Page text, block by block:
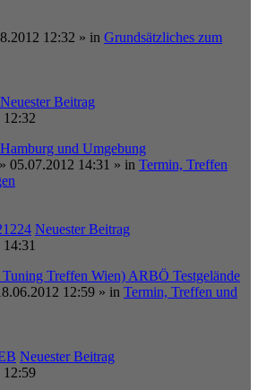
12:32 » in Grundsätzliches zum
Neuester Beitrag
12:32
und Umgebung
» 05.07.2012 14:31 » in Termin, Treffen
Neuester Beitrag
14:31
Treffen Wien) ARBÖ Testgelände
12:59 » in Termin, Treffen und
Neuester Beitrag
12:59